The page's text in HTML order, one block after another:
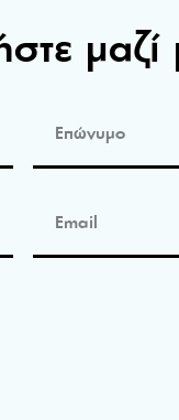
μαζί